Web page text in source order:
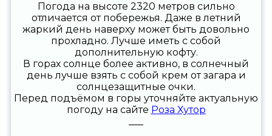
Погода на высоте 2320 метров сильно
отличается от побережья. Даже в летний
жаркий день наверху может быть довольно
прохладно. Лучше иметь с собой
дополнительную кофту.
В горах солнце более активно, в солнечный
день лучше взять с собой крем от загара и
солнцезащитные очки.
Перед подъёмом в горы уточняйте актуальную
погоду на сайте Роза Хутор